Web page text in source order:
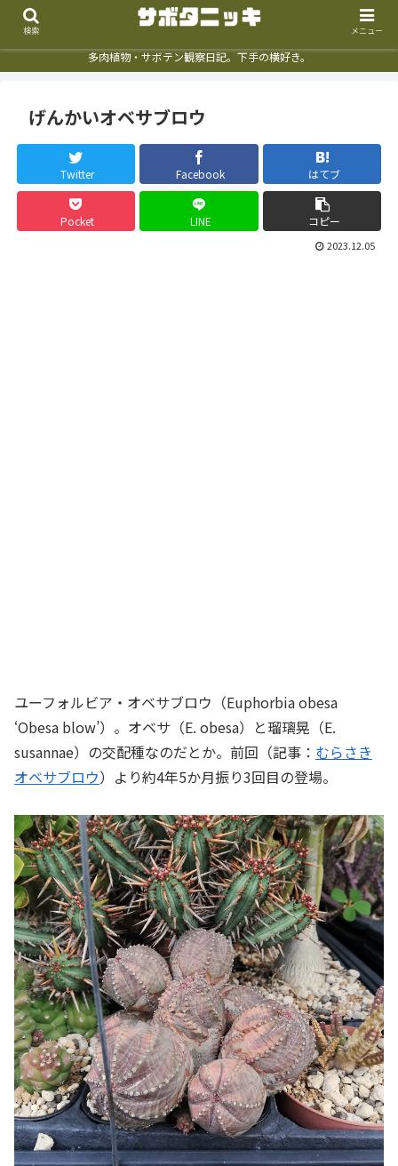
多肉植物・サボテン観察日記。下手の横好き。
げんかいオベサブロウ
Twitter Facebook はてブ
Pocket LINE コピー
2023.12.05
ユーフォルビア・オベサブロウ（Euphorbia obesa
‘Obesa blow’）。オベサ（E. obesa）と瑠璃晃（E.
susannae）の交配種なのだとか。前回（記事： むらさき
オベサブロウ）より約4年5か月振り3回目の登場。
検索 メニュー